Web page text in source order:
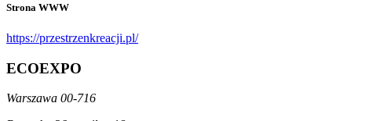
Strona WWW
https://przestrzenkreacji.pl/
ECOEXPO
Warszawa 00-716